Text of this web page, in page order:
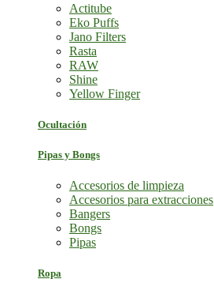
Actitube
Eko Puffs
Jano Filters
Rasta
RAW
Shine
Yellow Finger
Ocultación
Pipas y Bongs
Accesorios de limpieza
Accesorios para extracciones
Bangers
Bongs
Pipas
Ropa